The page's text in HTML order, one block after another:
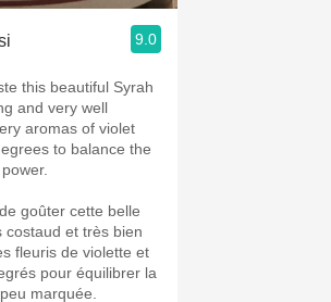
9.0
this beautiful Syrah
and very well
aromas of violet
goûter cette belle
costaud et très bien
fleuris de violette et
pour équilibrer la
marquée.